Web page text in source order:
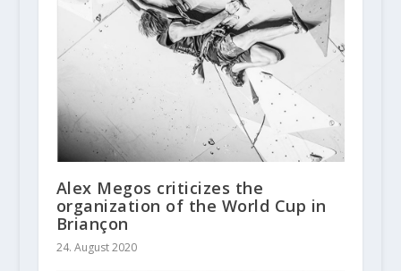
Alex Megos criticizes the
organization of the World Cup in
Briançon
24. August 2020